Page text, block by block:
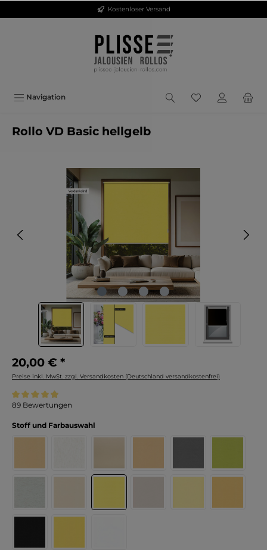
Kostenloser Versand
Navigation
Rollo VD Basic hellgelb
20,00 € *
Preise inkl. MwSt. zzgl. Versandkosten (Deutschland versandkostenfrei)
Durchschnittliche Bewertung von 4.9 von 5 Sternen
89 Bewertungen
Stoff und Farbauswahl